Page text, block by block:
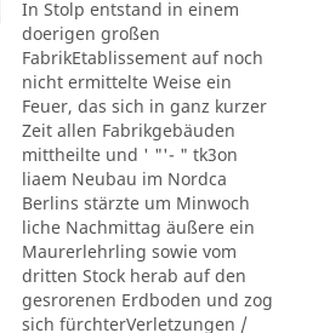
In Stolp entstand in einem
doerigen großen
FabrikEtablissement auf noch
nicht ermittelte Weise ein
Feuer, das sich in ganz kurzer
Zeit allen Fabrikgebäuden
mittheilte und ' "'- " tk3on
liaem Neubau im Nordca
Berlins stärzte um Minwoch
liche Nachmittag äußere ein
Maurerlehrling sowie vom
dritten Stock herab auf den
gesrorenen Erdboden und zog
sich fürchterVerletzungen /